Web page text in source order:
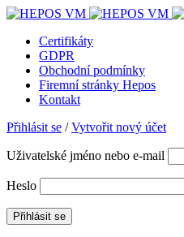
Certifikáty
GDPR
Obchodní podmínky
Firemní stránky Hepos
Kontakt
Přihlásit se /Vytvořit nový účet
Uživatelské jméno nebo e-mail
Heslo